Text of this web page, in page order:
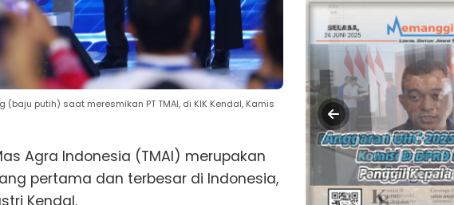
putih) saat meresmikan PT TMAI, di KIK Kendal, Kamis
Agra Indonesia (TMAI) merupakan
pertama dan terbesar di Indonesia,
Kendal.